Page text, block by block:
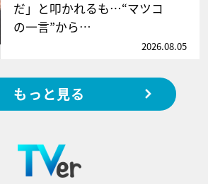
だ」と叩かれるも…“マツコ
の一言”から…
2026.08.05
もっと見る